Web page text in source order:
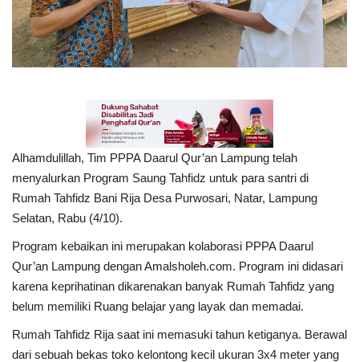
Alhamdulillah, Tim PPPA Daarul Qur’an Lampung telah
menyalurkan Program Saung Tahfidz untuk para santri di
Rumah Tahfidz Bani Rija Desa Purwosari, Natar, Lampung
Selatan, Rabu (4/10).
Program kebaikan ini merupakan kolaborasi PPPA Daarul
Qur’an Lampung dengan Amalsholeh.com. Program ini didasari
karena keprihatinan dikarenakan banyak Rumah Tahfidz yang
belum memiliki Ruang belajar yang layak dan memadai.
Rumah Tahfidz Rija saat ini memasuki tahun ketiganya. Berawal
dari sebuah bekas toko kelontong kecil ukuran 3x4 meter yang